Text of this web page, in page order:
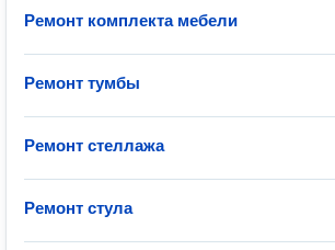
Ремонт комплекта мебели
Ремонт тумбы
Ремонт стеллажа
Ремонт стула